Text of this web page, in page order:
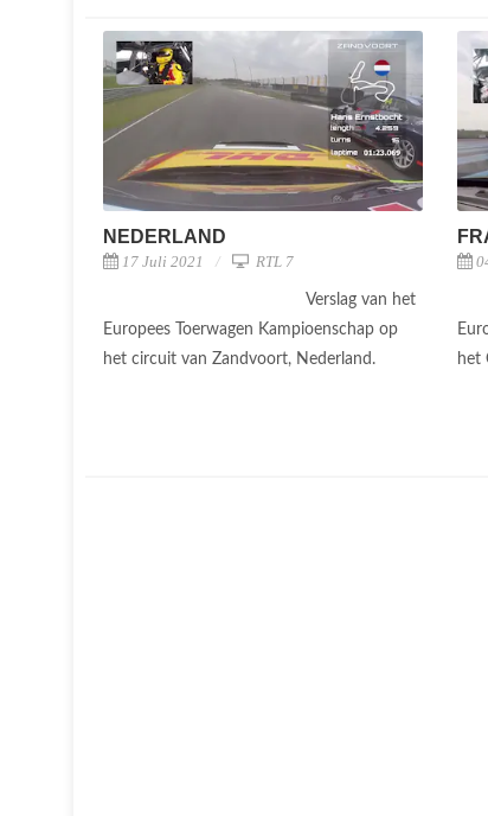
NEDERLAND
17 Juli 2021 RTL 7
Verslag van het
Europees Toerwagen Kampioenschap op
het circuit van Zandvoort, Nederland.
het